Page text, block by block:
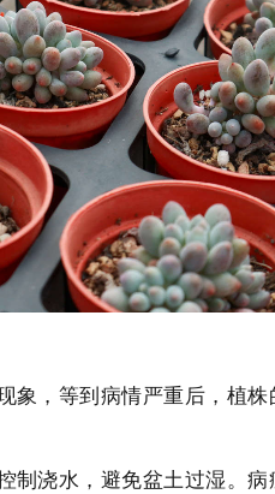
象，等到病情严重后，植株
制浇水，避免盆土过湿。病